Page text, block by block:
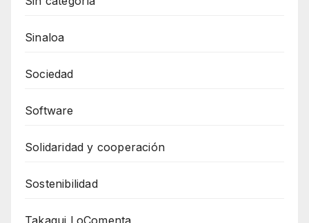
Sinaloa
Sociedad
Software
Solidaridad y cooperación
Sostenibilidad
Takagui LoComenta